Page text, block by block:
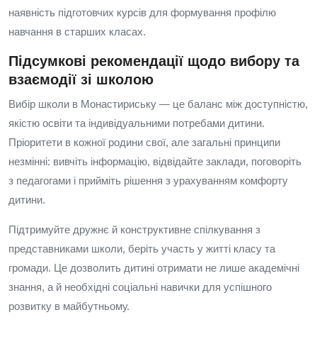
наявність підготовчих курсів для формування профілю
навчання в старших класах.
Підсумкові рекомендації щодо вибору та
взаємодії зі школою
Вибір школи в Монастириську — це баланс між доступністю,
якістю освіти та індивідуальними потребами дитини.
Пріоритети в кожної родини свої, але загальні принципи
незмінні: вивчіть інформацію, відвідайте заклади, поговоріть
з педагогами і прийміть рішення з урахуванням комфорту
дитини.
Підтримуйте дружнє й конструктивне спілкування з
представниками школи, беріть участь у житті класу та
громади. Це дозволить дитині отримати не лише академічні
знання, а й необхідні соціальні навички для успішного
розвитку в майбутньому.